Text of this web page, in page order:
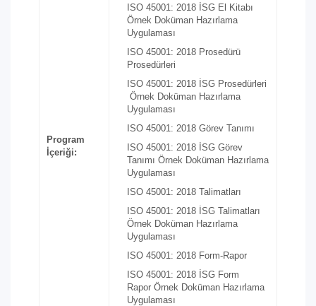
Program
İçeriği:
ISO 45001: 2018 İSG El Kitabı
Örnek Doküman Hazırlama
Uygulaması
ISO 45001: 2018 Prosedürü
Prosedürleri
ISO 45001: 2018 İSG Prosedürleri
Örnek Doküman Hazırlama
Uygulaması
ISO 45001: 2018 Görev Tanımı
ISO 45001: 2018 İSG Görev
Tanımı Örnek Doküman Hazırlama
Uygulaması
ISO 45001: 2018 Talimatları
ISO 45001: 2018 İSG Talimatları
Örnek Doküman Hazırlama
Uygulaması
ISO 45001: 2018 Form-Rapor
ISO 45001: 2018 İSG Form
Rapor Örnek Doküman Hazırlama
Uygulaması